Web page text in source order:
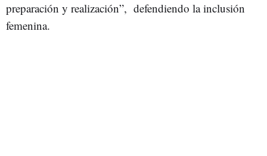
preparación y realización”, defendiendo la inclusión
femenina.